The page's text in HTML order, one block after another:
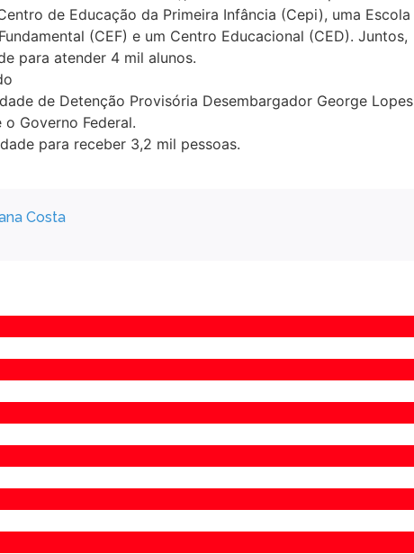
de Educação da Primeira Infância (Cepi), uma Escola
(CEF) e um Centro Educacional (CED). Juntos,
para atender 4 mil alunos.
de Detenção Provisória Desembargador George Lopes
Governo Federal.
para receber 3,2 mil pessoas.
Costa